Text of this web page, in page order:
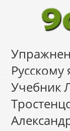
содержимому
Русскому
Учебник